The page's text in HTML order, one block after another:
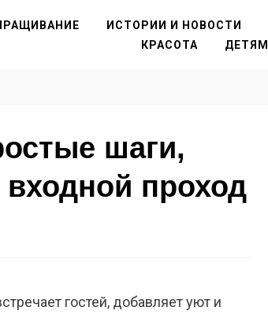
ИСТОРИИ И НОВОСТИ
КРАСОТА
ДЕТЯМ
шаги,
проход
гостей, добавляет уют и